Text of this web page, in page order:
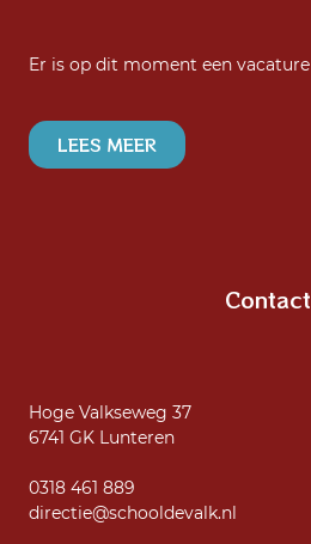
Er is op dit moment een vacature
LEES MEER
Contact
Hoge Valkseweg 37
6741 GK Lunteren
0318 461 889
directie@schooldevalk.nl